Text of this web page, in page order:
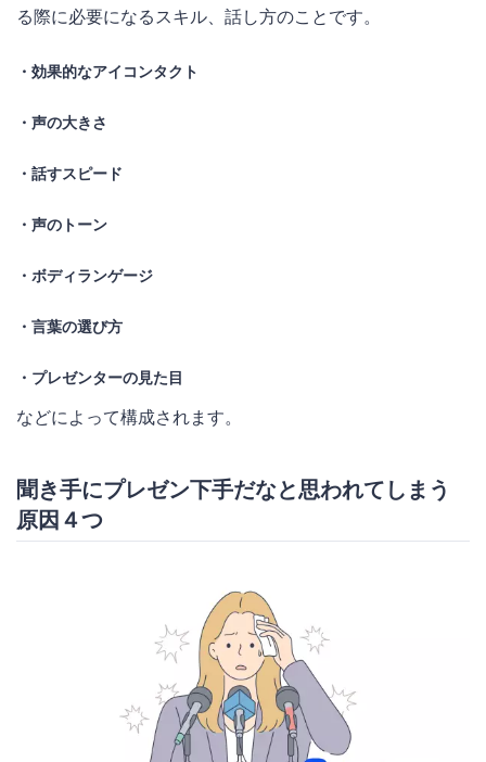
る際に必要になるスキル、話し方のことです。
・効果的なアイコンタクト
・声の大きさ
・話すスピード
・声のトーン
・ボディランゲージ
・言葉の選び方
・プレゼンターの見た目
などによって構成されます。
聞き手にプレゼン下手だなと思われてしまう
原因４つ